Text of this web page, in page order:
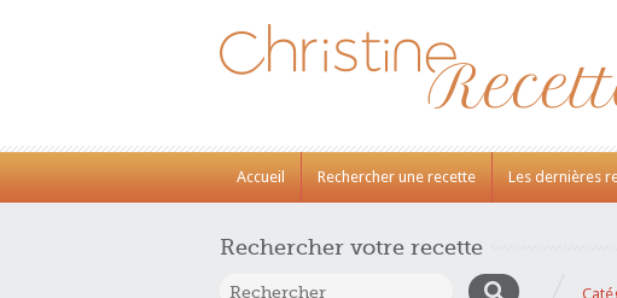
Accueil Rechercher une recette Les dernières
Rechercher votre recette